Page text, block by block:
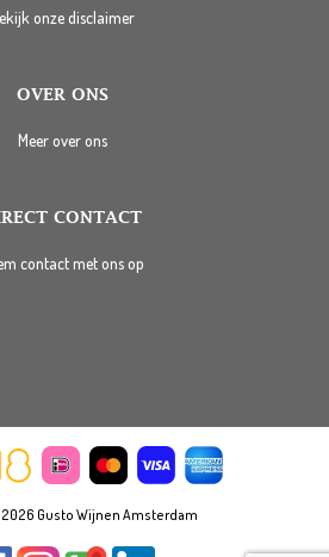
onze disclaimer
OVER ONS
Meer over ons
CONTACT
contact met ons op
Gusto Wijnen Amsterdam